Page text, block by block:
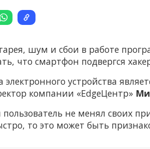
шум и сбои в работе
что смартфон подвергся
устройства
компании «EdgeЦентр»
не менял своих
то это может быть